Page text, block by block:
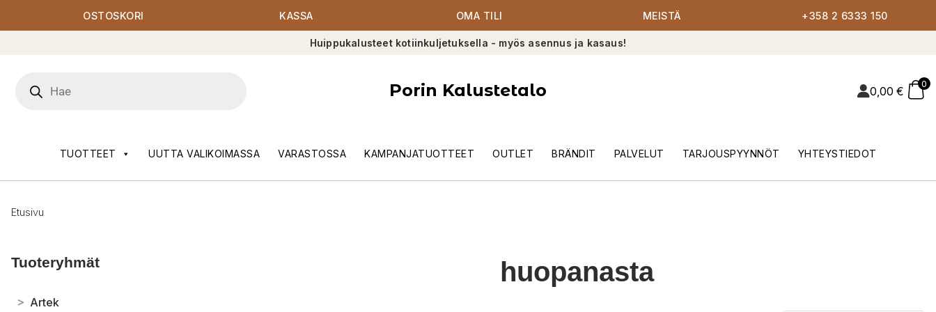
OSTOSKORI KASSA OMA TILI MEISTÄ +358 2 6333 150
Huippukalusteet kotiinkuljetuksella - myös asennus ja kasaus!
search
Porin Kalustetalo 0,00 €
0
TUOTTEET UUTTA VALIKOIMASSA VARASTOSSA KAMPANJATUOTTEET OUTLET BRÄNDIT PALVELUT TARJOUSPYYNNÖT YHTEYSTIEDOT
Etusivu
Tuoteryhmät
> Artek
huopanasta